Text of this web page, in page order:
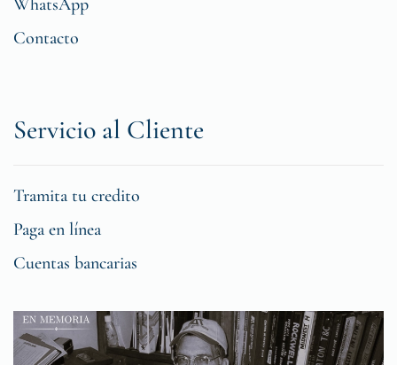
WhatsApp
Contacto
Servicio al Cliente
Tramita tu credito
Paga en línea
Cuentas bancarias